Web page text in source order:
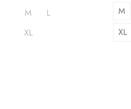
M
L
XL
M
XL